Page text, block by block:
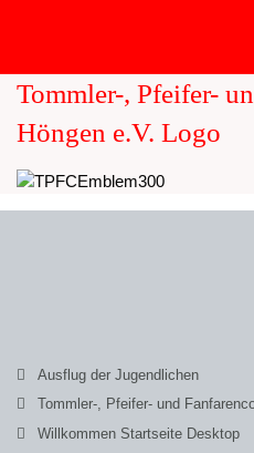
Tommler-, Pfeifer-
Höngen e.V. Logo
Ausflug der Jugendlichen
Tommler-, Pfeifer- und
Willkommen Startseite Desktop